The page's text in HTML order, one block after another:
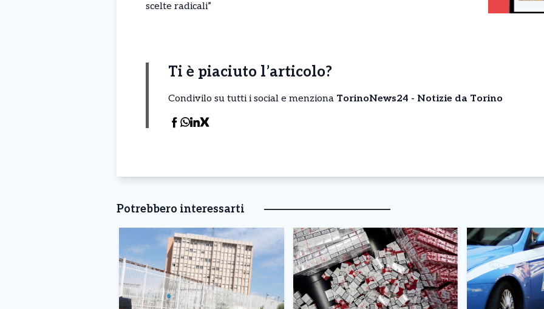
scelte radicali”
Ti è piaciuto l’articolo?
Condivilo su tutti i social e menziona TorinoNews24 - Notizie da Torino
Potrebbero interessarti